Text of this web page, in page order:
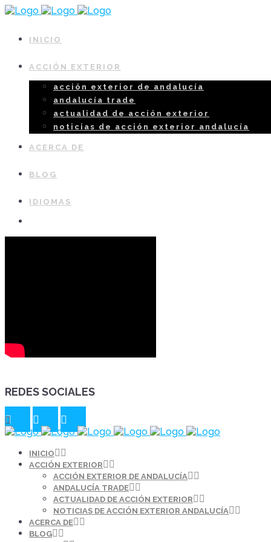
INICIO
ACCIÓN EXTERIOR
acción exterior de andalucía
andalucía trade
actualidad de acción exterior
noticias de acción exterior andalucía
ACERCA DE
BLOG
IDIOMAS
REDES SOCIALES
INICIO
ACCIÓN EXTERIOR
ACCIÓN EXTERIOR DE ANDALUCÍA
ANDALUCÍA TRADE
ACTUALIDAD DE ACCIÓN EXTERIOR
NOTICIAS DE ACCIÓN EXTERIOR ANDALUCÍA
ACERCA DE
BLOG